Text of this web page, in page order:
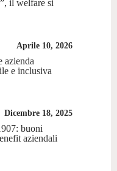
il welfare si
Aprile 10, 2026
azienda
e inclusiva
Dicembre 18, 2025
buoni
aziendali